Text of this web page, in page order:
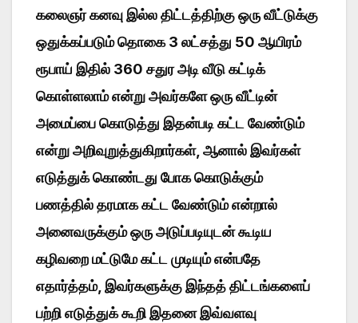
கலைஞர் கனவு இல்ல திட்டத்திற்கு ஒரு வீட்டுக்கு
ஒதுக்கப்படும் தொகை 3 லட்சத்து 50 ஆயிரம்
ரூபாய் இதில் 360 சதுர அடி வீடு கட்டிக்
கொள்ளலாம் என்று அவர்களே ஒரு வீட்டின்
அமைப்பை கொடுத்து இதன்படி கட்ட வேண்டும்
என்று அறிவுறுத்துகிறார்கள், ஆனால் இவர்கள்
எடுத்துக் கொண்டது போக கொடுக்கும்
பணத்தில் தரமாக கட்ட வேண்டும் என்றால்
அனைவருக்கும் ஒரு அடுப்படியுடன் கூடிய
கழிவறை மட்டுமே கட்ட முடியும் என்பதே
எதார்த்தம், இவர்களுக்கு இந்தத் திட்டங்களைப்
பற்றி எடுத்துக் கூறி இதனை இவ்வளவு